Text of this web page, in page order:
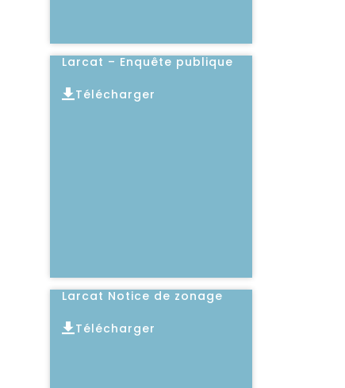
Larcat – Enquête publique
Télécharger
Larcat Notice de zonage
Télécharger